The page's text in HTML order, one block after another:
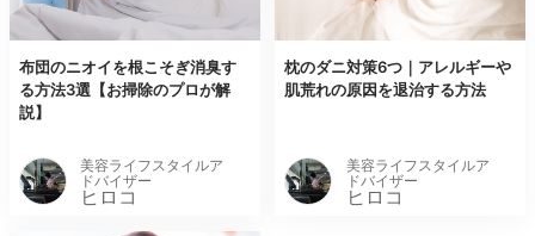
布団のニオイを根こそぎ消臭す
る方法3選【お掃除のプロが解
説】
美容ライフスタイルア
ドバイザー
ヒロコ
枕のダニ対策6つ｜アレルギーや
肌荒れの原因を退治する方法
美容ライフスタイルア
ドバイザー
ヒロコ